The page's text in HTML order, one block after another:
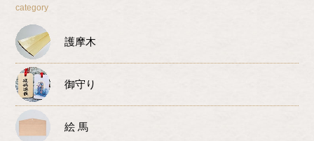
category
護摩木
御守り
絵 馬